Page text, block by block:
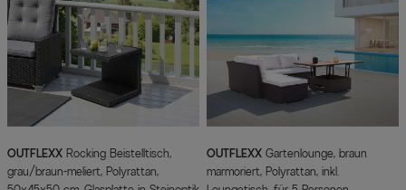
OUTFLEXX
grau/braun-meliert, Polyrattan,
OUTFLEXX
marmoriert, Polyrattan, inkl.